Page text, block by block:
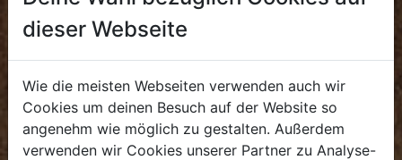
Sa: 8.00 - 13.30 Uhr
GROSSHANDEL
dieser Webseite
Wie die meisten Webseiten verwenden auch wir
Cookies um deinen Besuch auf der Website so
angenehm wie möglich zu gestalten. Außerdem
verwenden wir Cookies unserer Partner zu Analyse-